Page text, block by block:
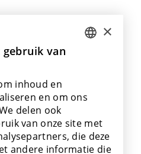
GERMAN
SPANISH
×
gebruik van
inhoud en
en om ons
delen ook
van onze site met
die deze
andere informatie die